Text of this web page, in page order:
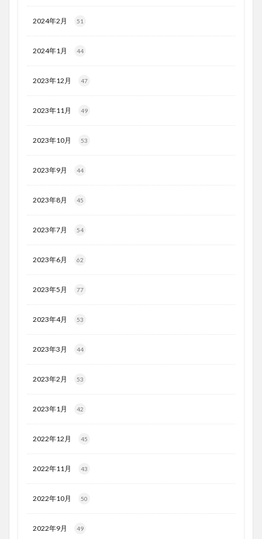
2024年2月 51
2024年1月 44
2023年12月 47
2023年11月 49
2023年10月 53
2023年9月 44
2023年8月 45
2023年7月 54
2023年6月 62
2023年5月 77
2023年4月 53
2023年3月 44
2023年2月 53
2023年1月 42
2022年12月 45
2022年11月 43
2022年10月 50
2022年9月 49